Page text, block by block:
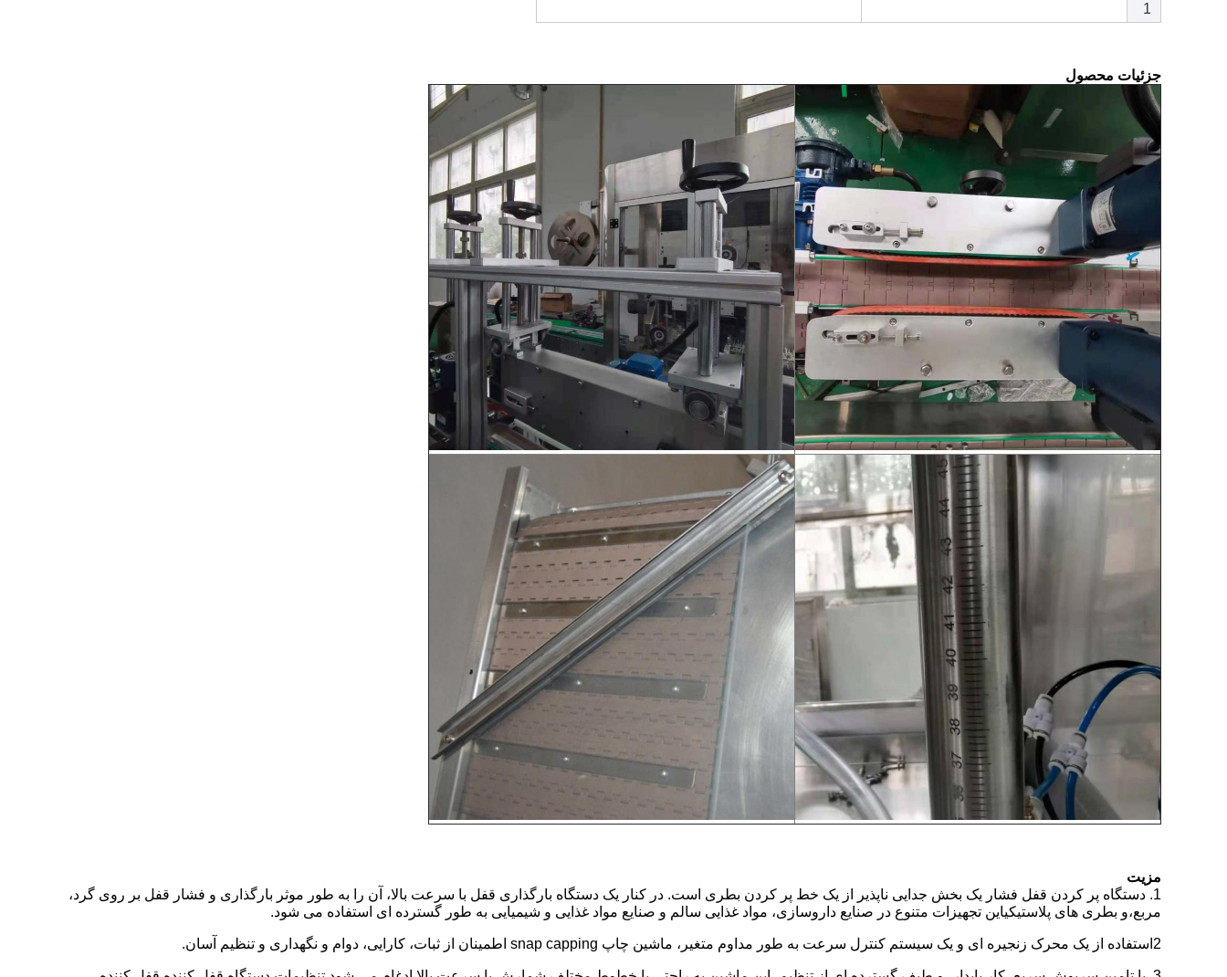
1
جزئیات محصول
مزیت
1. دستگاه پر کردن قفل فشار یک بخش جدایی ناپذیر از یک خط پر کردن بطری است. در کنار یک دستگاه بارگذاری قفل با سرعت بالا، آن را به طور موثر بارگذاری و فشار قفل بر روی گرد،
مربع،و بطری های پلاستیکیاین تجهیزات متنوع در صنایع داروسازی، مواد غذایی سالم و صنایع مواد غذایی و شیمیایی به طور گسترده ای استفاده می شود.
2استفاده از یک محرک زنجیره ای و یک سیستم کنترل سرعت به طور مداوم متغیر، ماشین چاپ snap capping اطمینان از ثبات، کارایی، دوام و نگهداری و تنظیم آسان.